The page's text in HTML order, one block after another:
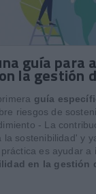
guía para
la gestión
guía
riesgos de
- La
sostenibilidad' y
es ayudar a
en la gestión